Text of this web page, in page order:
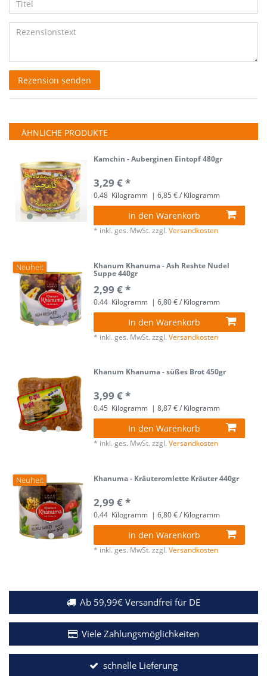
Bewertungssternen
Bewertungssternen
Bewertungssternen
Bewertungssternen
Bewertungssternen
Anzeigename
(optional)
Titel
Rezensionstext
Rezension senden
ÄHNLICHE PRODUKTE
Kamchin - Auberginen Eintopf 480gr
3,29 € *
0.48 Kilogramm | 6,85 € / Kilogramm
In den Warenkorb
* inkl. ges. MwSt. zzgl.Versandkosten
Neuheit Khanum Khanuma - Ash Reshte Nudel
Suppe 440gr
2,99 € *
0.44 Kilogramm | 6,80 € / Kilogramm
In den Warenkorb
* inkl. ges. MwSt. zzgl.Versandkosten
Khanum Khanuma - süßes Brot 450gr
3,99 € *
0.45 Kilogramm | 8,87 € / Kilogramm
In den Warenkorb
* inkl. ges. MwSt. zzgl.Versandkosten
Neuheit Khanuma - Kräuteromlette Kräuter 440gr
2,99 € *
0.44 Kilogramm | 6,80 € / Kilogramm
In den Warenkorb
* inkl. ges. MwSt. zzgl.Versandkosten
Ab 59,99€ Versandfrei für DE
Viele Zahlungsmöglichkeiten
schnelle Lieferung